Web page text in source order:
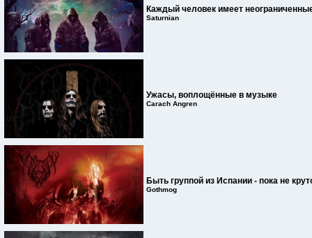
Каждый человек имеет
Saturnian
Ужасы, воплощённые в музыке
Carach Angren
Быть группой из Испании - пока не
Gothmog